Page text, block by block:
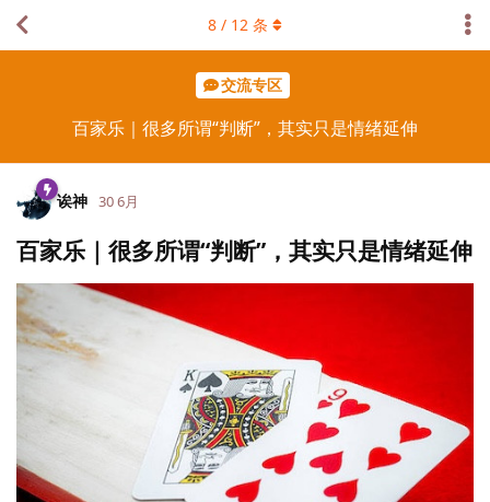
交流专区
百家乐｜很多所谓“判断”，其实只是情绪延伸
8 / 12 条
诶神 30 6月
百家乐｜很多所谓“判断”，其实只是情绪延伸